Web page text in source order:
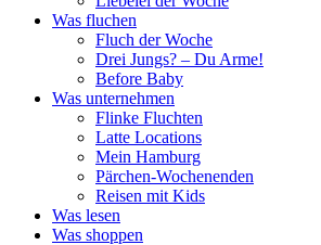
Was fluchen
Fluch der Woche
Drei Jungs? – Du Arme!
Before Baby
Was unternehmen
Flinke Fluchten
Latte Locations
Mein Hamburg
Pärchen-Wochenenden
Reisen mit Kids
Was lesen
Was shoppen